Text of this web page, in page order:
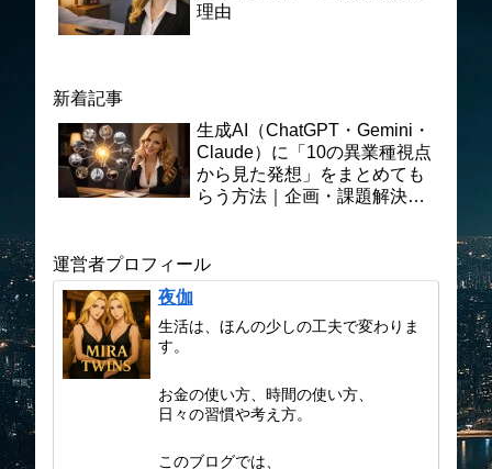
理由
新着記事
生成AI（ChatGPT・Gemini・
Claude）に「10の異業種視点
から見た発想」をまとめても
らう方法｜企画・課題解決に
運営者プロフィール
夜伽
生活は、ほんの少しの工夫で変わりま
す。
お金の使い方、時間の使い方、
日々の習慣や考え方。
このブログでは、